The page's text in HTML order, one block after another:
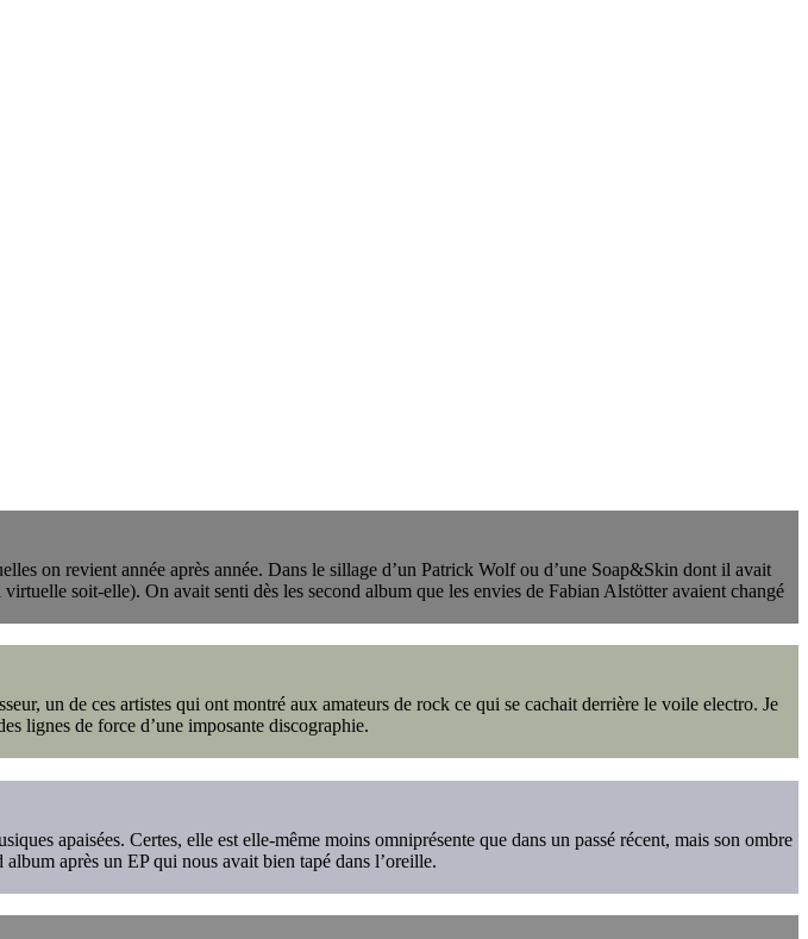
on revient année après année. Dans le sillage d’un Patrick Wolf ou d’une Soap&Skin dont il avait
soit-elle). On avait senti dès les second album que les envies de Fabian Alstötter avaient changé
un de ces artistes qui ont montré aux amateurs de rock ce qui se cachait derrière le voile electro. Je
lignes de force d’une imposante discographie.
apaisées. Certes, elle est elle-même moins omniprésente que dans un passé récent, mais son ombre
après un EP qui nous avait bien tapé dans l’oreille.